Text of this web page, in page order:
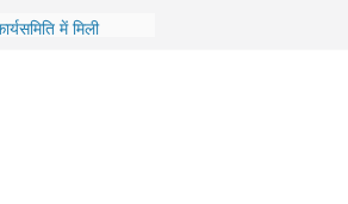
ने कसी कमर,
मिक्सर ट्रैक्टर
की मौत
मंदिर में 16 अगस्त